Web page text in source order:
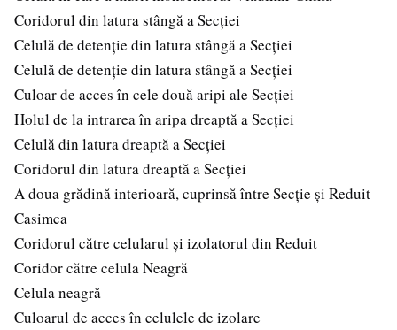
Coridorul din latura stângă a Secției
Celulă de detenție din latura stângă a Secției
Celulă de detenție din latura stângă a Secției
Culoar de acces în cele două aripi ale Secției
Holul de la intrarea în aripa dreaptă a Secției
Celulă din latura dreaptă a Secției
Coridorul din latura dreaptă a Secției
A doua grădină interioară, cuprinsă între Secție și Reduit
Casimca
Coridorul către celularul și izolatorul din Reduit
Coridor către celula Neagră
Celula neagră
Culoarul de acces în celulele de izolare